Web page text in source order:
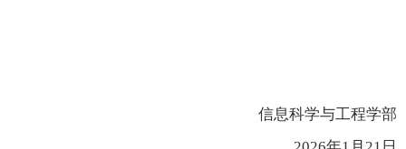
信息科学与工程学部